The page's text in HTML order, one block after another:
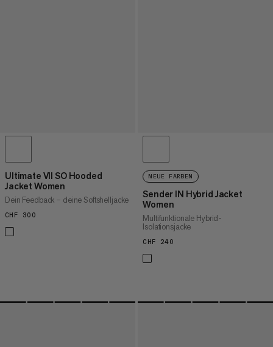
Ultimate VII SO Hooded
Jacket Women
Dein Feedback – deine Softshelljacke
CHF 300
NEUE FARBEN
Sender IN Hybrid Jacket
Women
Multifunktionale Hybrid-
Isolationsjacke
CHF 240